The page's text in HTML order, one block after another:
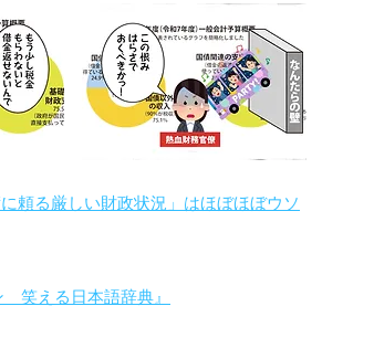
頼る厳しい財政状況」はほぼほぼウソ
笑える日本語辞典』